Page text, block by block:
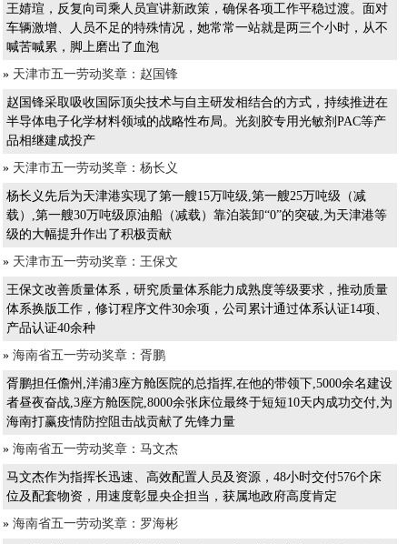
王婧瑄，反复向司乘人员宣讲新政策，确保各项工作平稳过渡。面对
车辆激增、人员不足的特殊情况，她常常一站就是两三个小时，从不
喊苦喊累，脚上磨出了血泡
» 天津市五一劳动奖章：赵国锋
赵国锋采取吸收国际顶尖技术与自主研发相结合的方式，持续推进在
半导体电子化学材料领域的战略性布局。光刻胶专用光敏剂PAC等产
品相继建成投产
» 天津市五一劳动奖章：杨长义
杨长义先后为天津港实现了第一艘15万吨级,第一艘25万吨级（减
载）,第一艘30万吨级原油船（减载）靠泊装卸“0”的突破,为天津港等
级的大幅提升作出了积极贡献
» 天津市五一劳动奖章：王保文
王保文改善质量体系，研究质量体系能力成熟度等级要求，推动质量
体系换版工作，修订程序文件30余项，公司累计通过体系认证14项、
产品认证40余种
» 海南省五一劳动奖章：胥鹏
胥鹏担任儋州,洋浦3座方舱医院的总指挥,在他的带领下,5000余名建设
者昼夜奋战,3座方舱医院,8000余张床位最终于短短10天内成功交付,为
海南打赢疫情防控阻击战贡献了先锋力量
» 海南省五一劳动奖章：马文杰
马文杰作为指挥长迅速、高效配置人员及资源，48小时交付576个床
位及配套物资，用速度彰显央企担当，获属地政府高度肯定
» 海南省五一劳动奖章：罗海彬